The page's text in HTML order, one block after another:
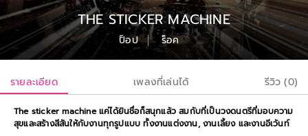
THE STICKER MACHINE
ป็อป ร็อค
รายละเอียด เพลงที่เล่นได้ รีวิว (0)
The sticker machine แค่ได้ยินชื่อก็สนุกแล้ว สมกับที่เป็นวงดนตรีที่มอบความ
สุขและสร้างสีสันให้กับงานทุกรูปแบบ ทั้งงานแต่งงาน, งานเลี้ยง และงานอีเว้นท์